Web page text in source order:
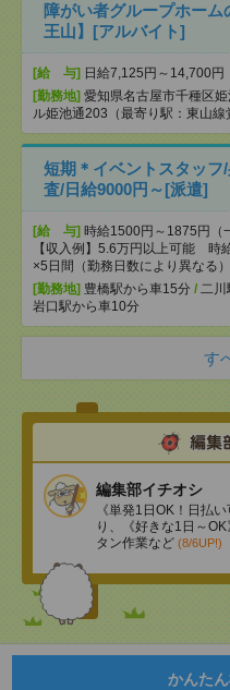
障がい者グループホー
王山】[アルバイト]
[給 与] 日給7,125円～14,700円
[勤務地] 愛知県名古屋市千種区
ル姫池通203（最寄り駅：東山線
短期＊イベントスタッ
査/日給9000円～[派遣]
[給 与] 時給1500円～1875円（
【収入例】5.6万円以上可能 時
×5日間（勤務日数により異なる）
[勤務地] 豊橋駅から車15分 / 二川
岩口駅から車10分
す
編集部イチオシ
《単発1日OK！日払
り、《好きな1日～
タン作業など (8/6UP!)
かんた